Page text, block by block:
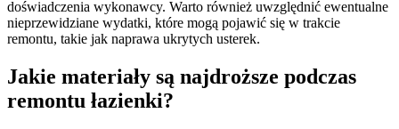
doświadczenia wykonawcy. Warto również uwzględnić ewentualne
nieprzewidziane wydatki, które mogą pojawić się w trakcie
remontu, takie jak naprawa ukrytych usterek.
Jakie materiały są najdroższe podczas
remontu łazienki?